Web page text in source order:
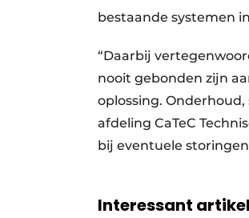
bestaande systemen
“Daarbij
nooit gebonden zijn
oplossing.
afdeling CaTeC
bij eventuele
Interessant